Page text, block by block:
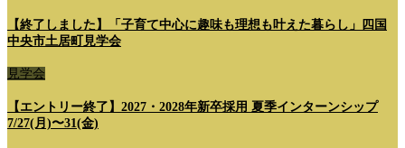
【終了しました】「子育て中心に趣味も理想も叶えた暮らし」四国
中央市土居町見学会
見学会
【エントリー終了】2027・2028年新卒採用 夏季インターンシップ
7/27(月)〜31(金)